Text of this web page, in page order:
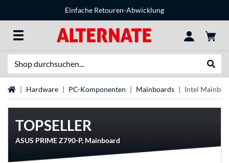
Einfache Retouren-Abwicklung
StartseiteHardware PC-Komponenten Mainboards Intel
TOPSELLER
ASUS PRIME Z790-P, Mainboard